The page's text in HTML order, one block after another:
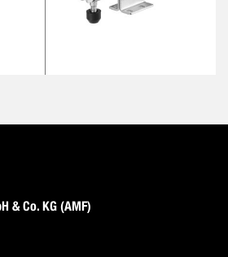
& Co. KG (AMF)